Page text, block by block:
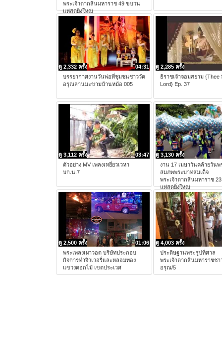
พระเจ้าตากสินมหาราช 49 ขบวน
แห่สุดยิ่งใหญ่
04:31
ดู 2,332 ครั้ง
บรรยากาศงานวันพ่อที่ชุมชนชาววัด
อรุณลานมะขามบ้านหม้อ 005
ดู 2,285 ครั้ง
ธิราชเจ้าจอมสยาม {Thee
Lord} Ep. 37
03:47
ดู 3,112 ครั้ง
ตัวอย่าง MV เพลงเหยี่ยวเวหา
บก.น.7
ดู 3,130 ครั้ง
งาน 17 เมษาวันคล้ายวันพ
สมภพพระบาทสมเด็จ
พระเจ้าตากสินมหาราช
แห่สุดยิ่งใหญ่
01:06
ดู 2,500 ครั้ง
พระเพลงเผาวอด บริษัทประกอบ
กิจการทำจิวเวอรี่และหลอมทอง
แขวงดอกไม้ เขตประเวศ
ดู 4,003 ครั้ง
ประดิษฐานพระรูปที่ศาล
พระเจ้าตากสินมหาราชชา
อรุณ/5